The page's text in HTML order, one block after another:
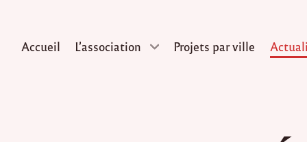
Accueil L’association Projets par ville